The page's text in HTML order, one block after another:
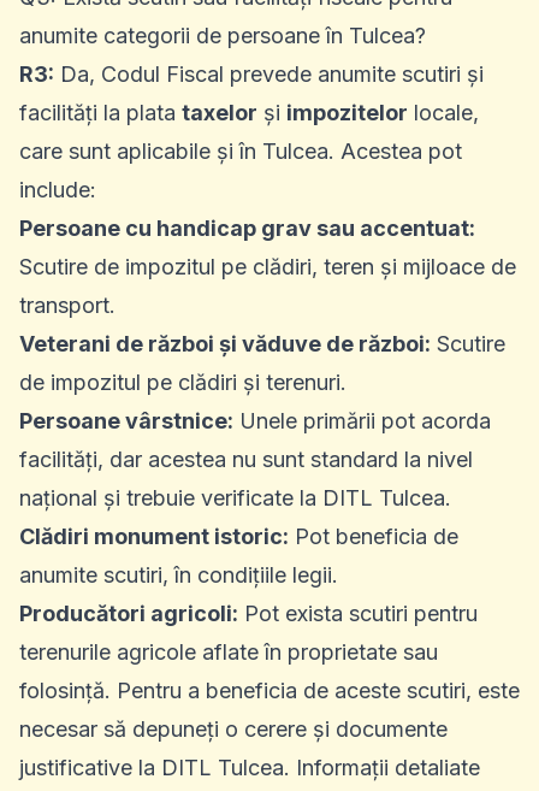
anumite categorii de persoane în Tulcea?
R3: Da, Codul Fiscal prevede anumite scutiri și
facilități la plata taxelor și impozitelor locale,
care sunt aplicabile și în Tulcea. Acestea pot
include:
Persoane cu handicap grav sau accentuat:
Scutire de impozitul pe clădiri, teren și mijloace de
transport.
Veterani de război și văduve de război: Scutire
de impozitul pe clădiri și terenuri.
Persoane vârstnice: Unele primării pot acorda
facilități, dar acestea nu sunt standard la nivel
național și trebuie verificate la DITL Tulcea.
Clădiri monument istoric: Pot beneficia de
anumite scutiri, în condițiile legii.
Producători agricoli: Pot exista scutiri pentru
terenurile agricole aflate în proprietate sau
folosință. Pentru a beneficia de aceste scutiri, este
necesar să depuneți o cerere și documente
justificative la DITL Tulcea. Informații detaliate